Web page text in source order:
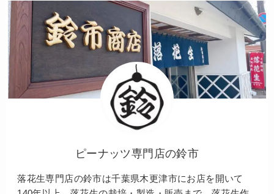
ピーナッツ専門店の鈴市
落花生専門店の鈴市は千葉県木更津市にお店を開いて